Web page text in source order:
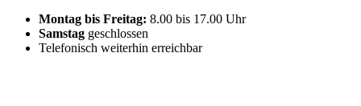
Montag bis Freitag: 8.00 bis 17.00 Uhr
Samstag geschlossen
Telefonisch weiterhin erreichbar